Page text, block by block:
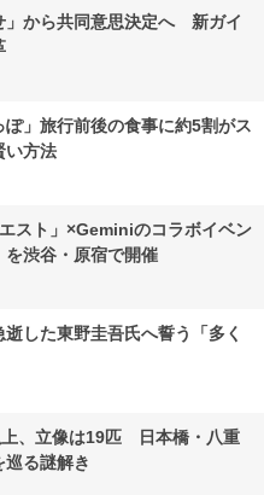
」から共同意思決定へ 新ガイ
ぽ」旅行前後の食事に約5割がス
い方法
スト」×Geminiのコラボイベン
を渋谷・原宿で開催
した東野圭吾氏へ誓う「多く
、立像は19匹 日本橋・八重
巡る謎解き